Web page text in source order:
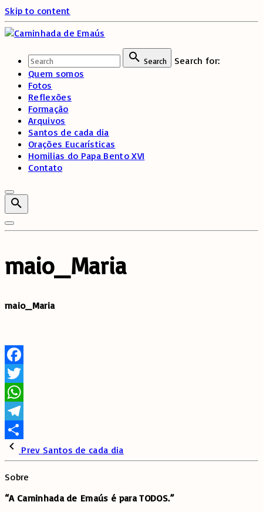
Skip to content
Search
Search for:
Quem somos
Fotos
Reflexões
Formação
Arquivos
Santos de cada dia
Orações Eucarísticas
Homilias do Papa Bento XVI
Contato
maio_Maria
maio_Maria
Facebook
Twitter
WhatsApp
Telegram
SharePrev Santos de cada dia
Sobre
“A Caminhada de Emaús é para TODOS.”